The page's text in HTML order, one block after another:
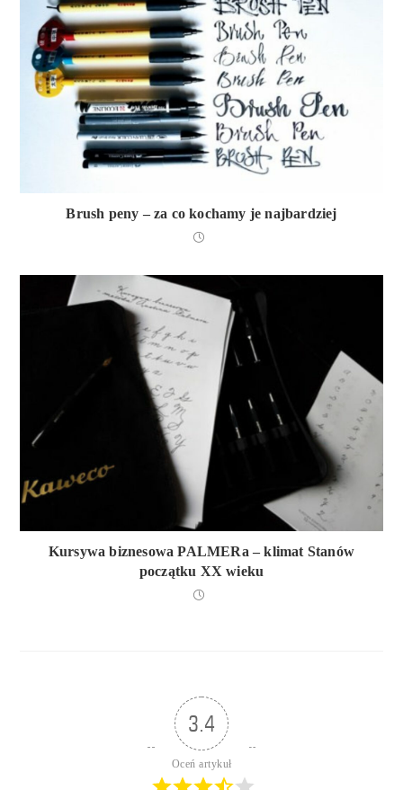
Brush peny – za co kochamy je najbardziej
Kursywa biznesowa PALMERa – klimat Stanów
początku XX wieku
3.4
Oceń artykuł